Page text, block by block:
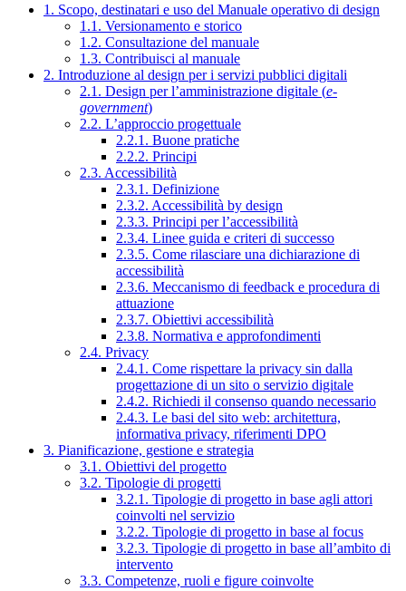
1. Scopo, destinatari e uso del Manuale operativo di design
1.1. Versionamento e storico
1.2. Consultazione del manuale
1.3. Contribuisci al manuale
2. Introduzione al design per i servizi pubblici digitali
2.1. Design per l’amministrazione digitale (e-
government)
2.2. L’approccio progettuale
2.2.1. Buone pratiche
2.2.2. Principi
2.3. Accessibilità
2.3.1. Definizione
2.3.2. Accessibilità by design
2.3.3. Principi per l’accessibilità
2.3.4. Linee guida e criteri di successo
2.3.5. Come rilasciare una dichiarazione di
accessibilità
2.3.6. Meccanismo di feedback e procedura di
attuazione
2.3.7. Obiettivi accessibilità
2.3.8. Normativa e approfondimenti
2.4. Privacy
2.4.1. Come rispettare la privacy sin dalla
progettazione di un sito o servizio digitale
2.4.2. Richiedi il consenso quando necessario
2.4.3. Le basi del sito web: architettura,
informativa privacy, riferimenti DPO
3. Pianificazione, gestione e strategia
3.1. Obiettivi del progetto
3.2. Tipologie di progetti
3.2.1. Tipologie di progetto in base agli attori
coinvolti nel servizio
3.2.2. Tipologie di progetto in base al focus
3.2.3. Tipologie di progetto in base all’ambito di
intervento
3.3. Competenze, ruoli e figure coinvolte